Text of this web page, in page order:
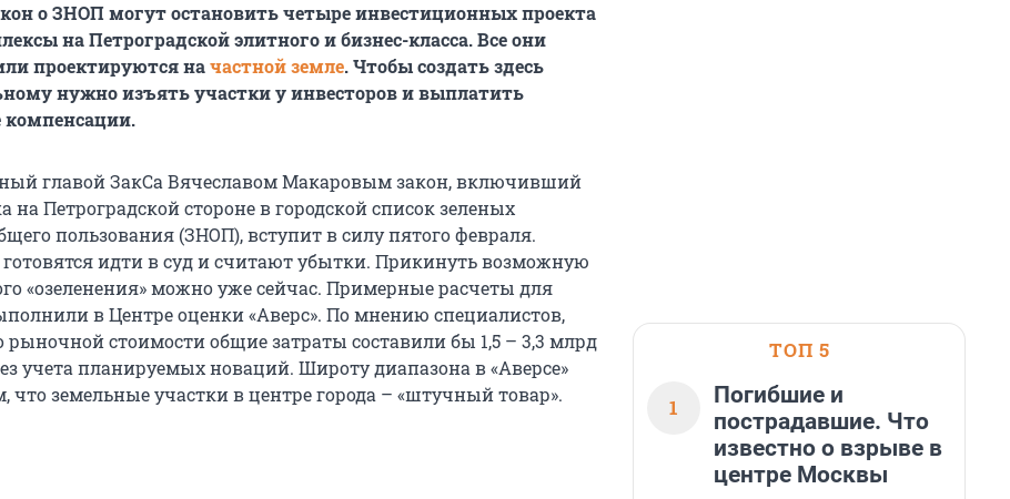
о ЗНОП могут остановить четыре инвестиционных проекта
на Петроградской элитного и бизнес-класса. Все они
проектируются начастной земле. Чтобы создать здесь
нужно изъять участки у инвесторов и выплатить
главой ЗакСа Вячеславом Макаровым закон, включивший
на Петроградской стороне в городской список зеленых
пользования (ЗНОП), вступит в силу пятого февраля.
идти в суд и считают убытки. Прикинуть возможную
«озеленения» можно уже сейчас. Примерные расчеты для
в Центре оценки «Аверс». По мнению специалистов,
стоимости общие затраты составили бы 1,5 – 3,3 млрд
учета планируемых новаций. Широту диапазона в «Аверсе»
что земельные участки в центре города – «штучный товар».
ТОП 5
1
Погибшие и
пострадавшие. Что
известно о взрыве в
центре Москвы